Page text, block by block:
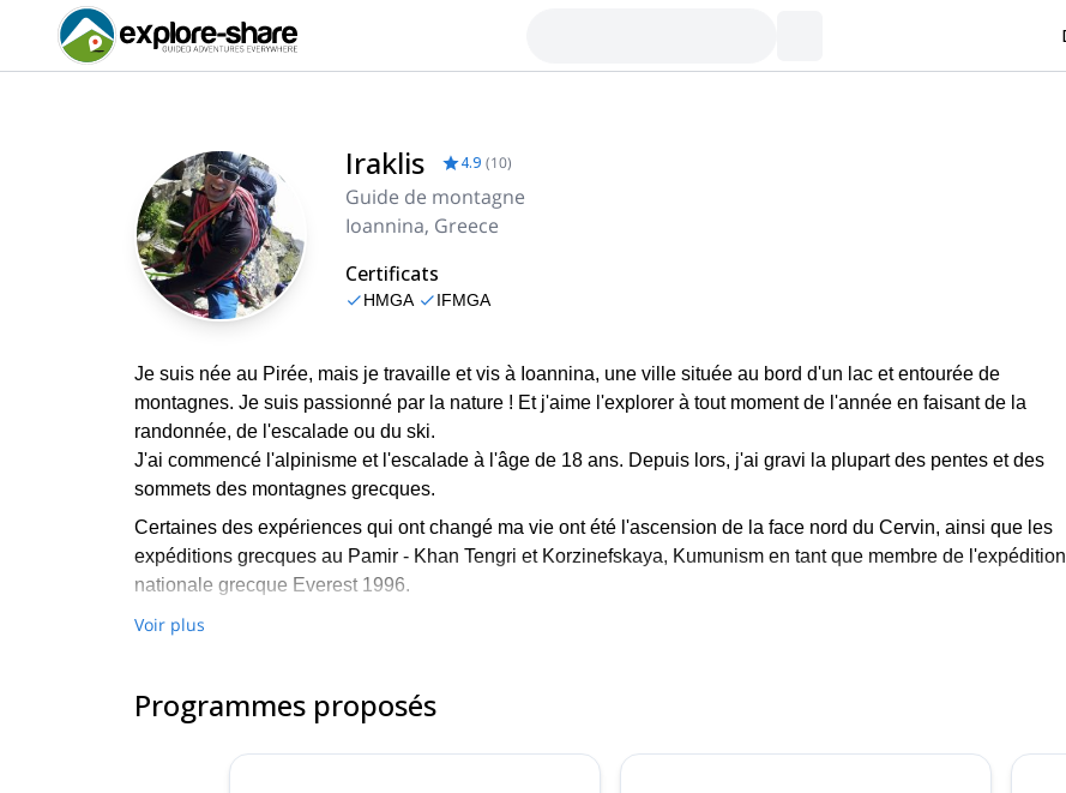
Iraklis 4.9 (10)
Guide de montagne
Ioannina, Greece
Certificats
HMGA IFMGA
Je suis née au Pirée, mais je travaille et vis à Ioannina, une ville située au bord d'un lac et entourée de
montagnes. Je suis passionné par la nature ! Et j'aime l'explorer à tout moment de l'année en faisant de la
randonnée, de l'escalade ou du ski.
J'ai commencé l'alpinisme et l'escalade à l'âge de 18 ans. Depuis lors, j'ai gravi la plupart des pentes et des
sommets des montagnes grecques.
Certaines des expériences qui ont changé ma vie ont été l'ascension de la face nord du Cervin, ainsi que les
expéditions grecques au Pamir - Khan Tengri et Κorzinefskaya, Κumunism en tant que membre de l'expédition
nationale grecque Everest 1996.
Je suis guide de montagne IFMGA, membre de l'Association des guides de montagne du Vorarlberg (Autriche)
Guider des personnes qui recherchent des expériences uniques dans la nature et partager avec elles ma
pour les montagnes de mon pays me fait vraiment aimer mon travail... c'est comme s'amuser avec des amis !
Voir plus
Programmes proposés